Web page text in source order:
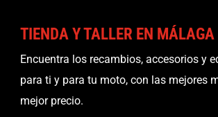
TIENDA Y TALLER EN MÁLAGA
Encuentra los recambios, accesorios y
para ti y para tu moto, con las mejores
mejor precio.